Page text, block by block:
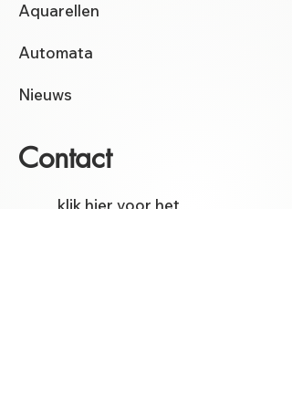
Aquarellen
Automata
Nieuws
Contact
klik hier voor het